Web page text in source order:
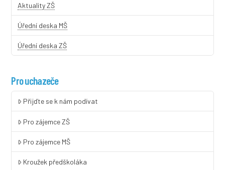
Aktuality ZŠ
Úřední deska MŠ
Úřední deska ZŠ
Pro uchazeče
Přijďte se k nám podívat
Pro zájemce ZŠ
Pro zájemce MŠ
Kroužek předškoláka